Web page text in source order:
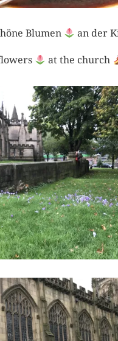
Blumen an der
at the church